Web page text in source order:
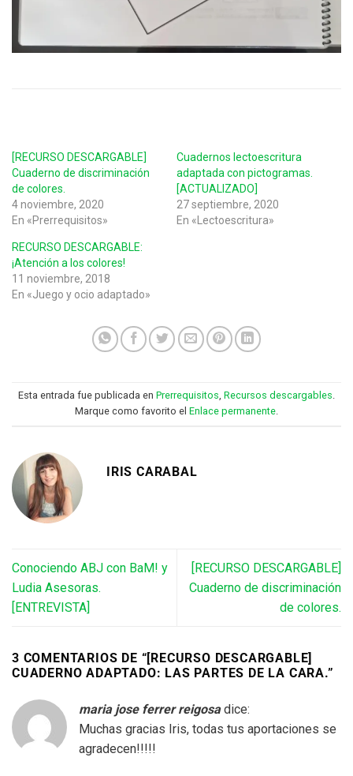
[RECURSO DESCARGABLE]
Cuaderno de discriminación
de colores.
4 noviembre, 2020
En «Prerrequisitos»
Cuadernos lectoescritura
adaptada con pictogramas.
[ACTUALIZADO]
27 septiembre, 2020
En «Lectoescritura»
RECURSO DESCARGABLE:
¡Atención a los colores!
11 noviembre, 2018
En «Juego y ocio adaptado»
Esta entrada fue publicada en Prerrequisitos Recursos descargables
Marque como favorito el Enlace permanente
IRIS CARABAL
Conociendo ABJ con BaM! y
Ludia Asesoras.
[ENTREVISTA]
[RECURSO DESCARGABLE]
Cuaderno de discriminación
de colores.
3 COMENTARIOS DE “[RECURSO DESCARGABLE]
CUADERNO ADAPTADO: LAS PARTES DE LA CARA.”
maria jose ferrer reigosa dice:
Muchas gracias Iris, todas tus aportaciones se
agradecen!!!!!